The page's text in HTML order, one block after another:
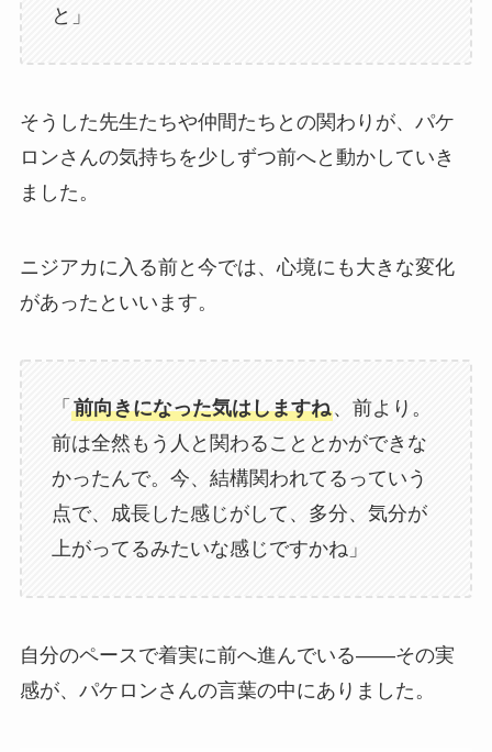
と」
そうした先生たちや仲間たちとの関わりが、パケ
ロンさんの気持ちを少しずつ前へと動かしていき
ました。
ニジアカに入る前と今では、心境にも大きな変化
があったといいます。
「 前向きになった気はしますね、前より。
前は全然もう人と関わることとかができな
かったんで。今、結構関われてるっていう
点で、成長した感じがして、多分、気分が
上がってるみたいな感じですかね」
自分のペースで着実に前へ進んでいる——その実
感が、パケロンさんの言葉の中にありました。